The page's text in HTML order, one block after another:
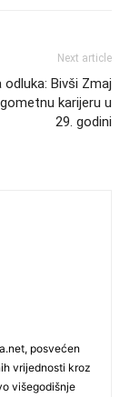
Next article
odluka: Bivši Zmaj
karijeru u
29. godini
posvećen
vrijednosti kroz
višegodišnje